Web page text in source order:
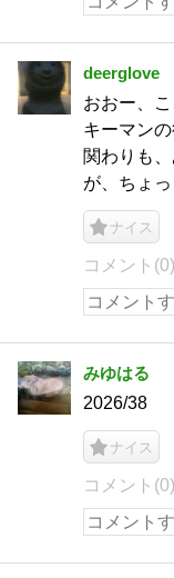
deerglove
おおー、
キーマン
関わりも
が、ちょ
ナイス
コメント(0)
みゆはる
2026/38
ナイス
コメント(0)